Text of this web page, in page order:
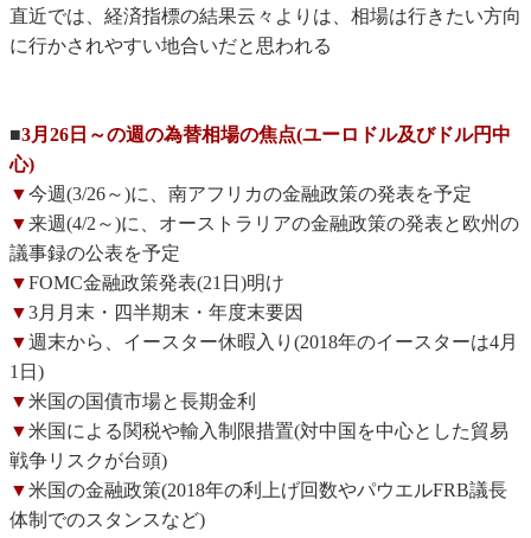
直近では、経済指標の結果云々よりは、相場は行きたい方向
に行かされやすい地合いだと思われる
■3月26日～の週の為替相場の焦点(ユーロドル及びドル円中
心)
▼今週(3/26～)に、南アフリカの金融政策の発表を予定
▼来週(4/2～)に、オーストラリアの金融政策の発表と欧州の
議事録の公表を予定
▼FOMC金融政策発表(21日)明け
▼3月月末・四半期末・年度末要因
▼週末から、イースター休暇入り(2018年のイースターは4月
1日)
▼米国の国債市場と長期金利
▼米国による関税や輸入制限措置(対中国を中心とした貿易
戦争リスクが台頭)
▼米国の金融政策(2018年の利上げ回数やパウエルFRB議長
体制でのスタンスなど)